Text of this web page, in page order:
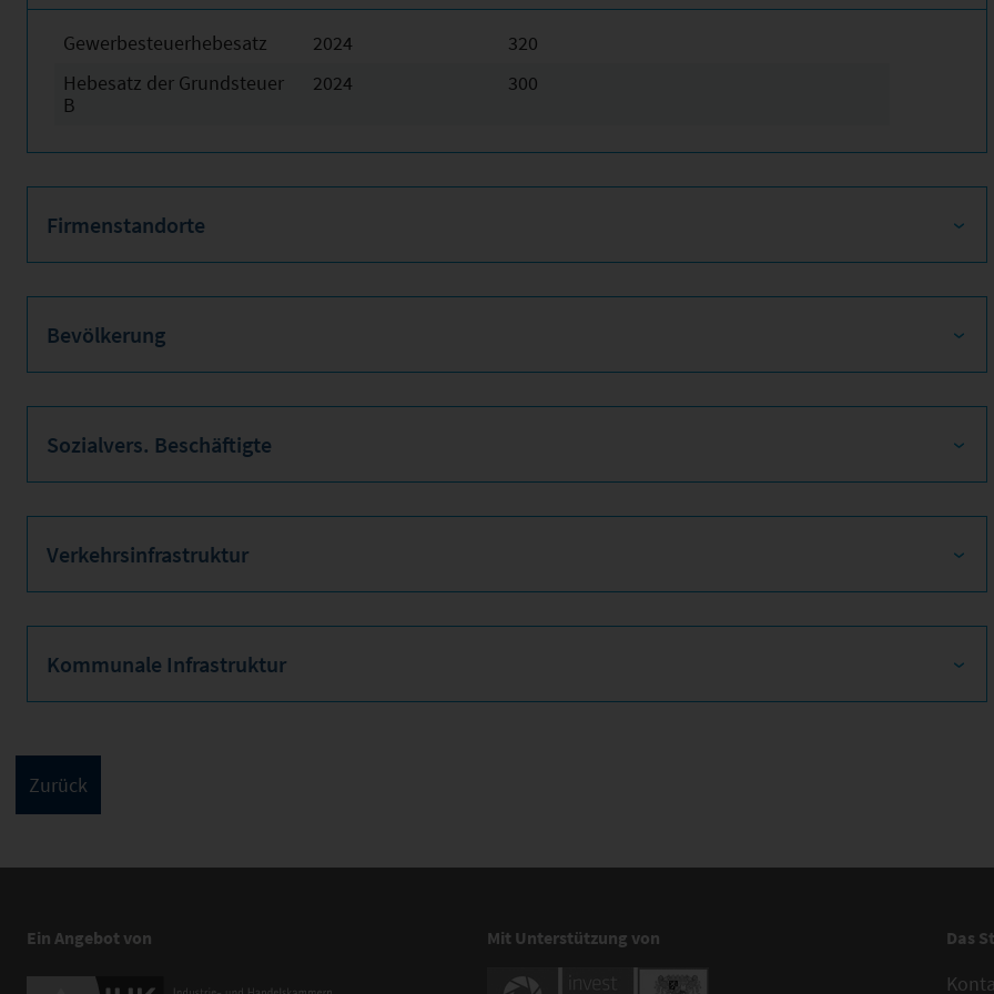
Gewerbesteuerhebesatz 2024
320
Hebesatz der Grundsteuer
B
2024 300
Firmenstandorte
Bevölkerung
Sozialvers. Beschäftigte
Verkehrsinfrastruktur
Kommunale Infrastruktur
Ein Angebot von Mit Unterstützung von Das